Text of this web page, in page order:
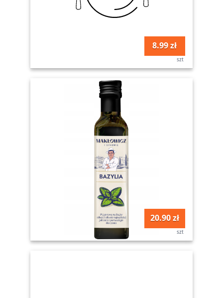
8.99 zł
szt
20.90 zł
szt